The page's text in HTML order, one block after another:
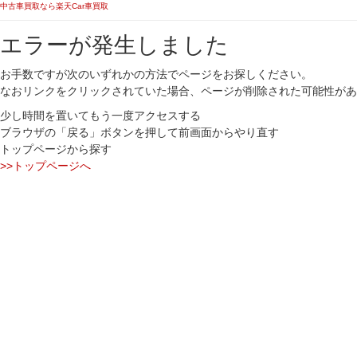
中古車買取なら楽天Car車買取
エラーが発生しました
お手数ですが次のいずれかの方法でページをお探しください。
なおリンクをクリックされていた場合、ページが削除された可能性が
少し時間を置いてもう一度アクセスする
ブラウザの「戻る」ボタンを押して前画面からやり直す
トップページから探す
>>トップページへ